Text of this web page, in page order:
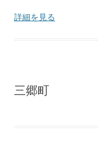
詳細を見る
三郷町